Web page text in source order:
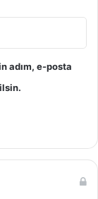
adım, e-posta